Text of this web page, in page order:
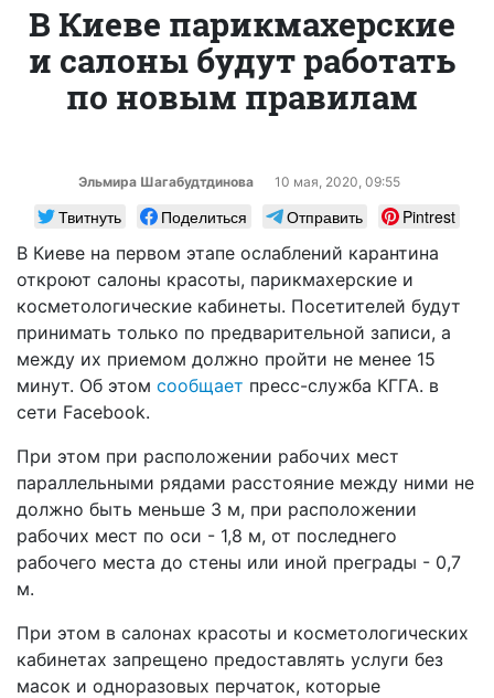
В Киеве парикмахерские
и салоны будут работать
по новым правилам
Эльмира Шагабудтдинова 10 мая, 2020, 09:55
Твитнуть Поделиться Отправить
Pintrest
В Киеве на первом этапе ослаблений карантина
откроют салоны красоты, парикмахерские и
косметологические кабинеты. Посетителей будут
принимать только по предварительной записи, а
между их приемом должно пройти не менее 15
минут. Об этом сообщает пресс-служба КГГА. в
сети Facebook.
При этом при расположении рабочих мест
параллельными рядами расстояние между ними не
должно быть меньше 3 м, при расположении
рабочих мест по оси - 1,8 м, от последнего
рабочего места до стены или иной преграды - 0,7
м.
При этом в салонах красоты и косметологических
кабинетах запрещено предоставлять услуги без
масок и одноразовых перчаток, которые